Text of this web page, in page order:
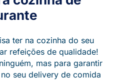
ter na cozinha do seu
refeições de qualidade!
mas para garantir
seu delivery de comida